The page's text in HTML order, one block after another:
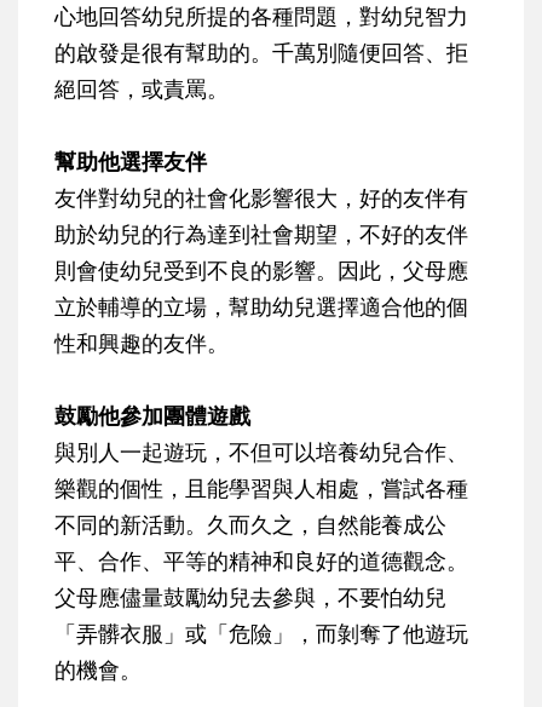
心地回答幼兒所提的各種問題，對幼兒智力
的啟發是很有幫助的。千萬別隨便回答、拒
絕回答，或責罵。
幫助他選擇友伴
友伴對幼兒的社會化影響很大，好的友伴有
助於幼兒的行為達到社會期望，不好的友伴
則會使幼兒受到不良的影響。因此，父母應
立於輔導的立場，幫助幼兒選擇適合他的個
性和興趣的友伴。
鼓勵他參加團體遊戲
與別人一起遊玩，不但可以培養幼兒合作、
樂觀的個性，且能學習與人相處，嘗試各種
不同的新活動。久而久之，自然能養成公
平、合作、平等的精神和良好的道德觀念。
父母應儘量鼓勵幼兒去參與，不要怕幼兒
「弄髒衣服」或「危險」，而剝奪了他遊玩
的機會。